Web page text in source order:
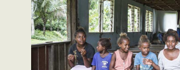
Conflits et Catastrophes
Inégalités Extrêmes et
Services Essentiels
Inequality and Rights in a
#MonClimatMonAvenir
Mettons Fin à la Souffrance qui se
Derrière notre Alimentation
Les Violences Faites aux Femmes